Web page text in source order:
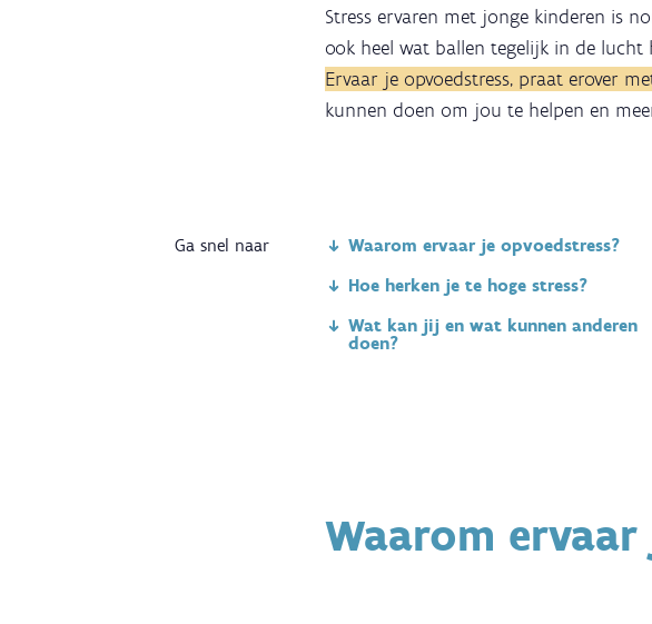
Stress ervaren met jonge kinderen is
ook heel wat ballen tegelijk in de lucht
Ervaar je opvoedstress, praat erover
kunnen doen om jou te helpen en
Ga snel naar
Waarom ervaar je opvoedstress?
Hoe herken je te hoge stress?
Wat kan jij en wat kunnen anderen
doen?
Waarom